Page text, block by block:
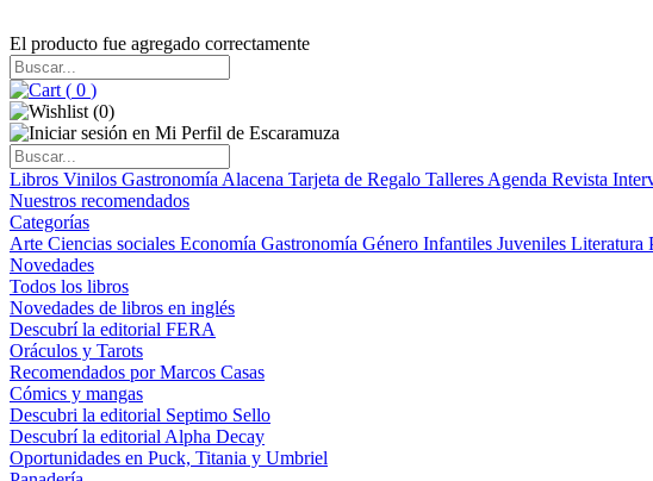
El producto fue agregado correctamente
( 0 )
(0)
Libros Vinilos Gastronomía Alacena Tarjeta de Regalo Talleres Agenda Revista
Nuestros recomendados
Categorías
Arte Ciencias sociales Economía Gastronomía Género Infantiles Juveniles Literatura
Novedades
Todos los libros
Novedades de libros en inglés
Descubrí la editorial FERA
Oráculos y Tarots
Recomendados por Marcos Casas
Cómics y mangas
Descubri la editorial Septimo Sello
Descubrí la editorial Alpha Decay
Oportunidades en Puck, Titania y Umbriel